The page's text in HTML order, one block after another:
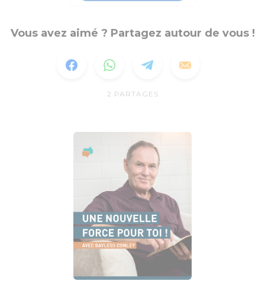
Vous avez aimé ? Partagez autour de vous !
2 PARTAGES